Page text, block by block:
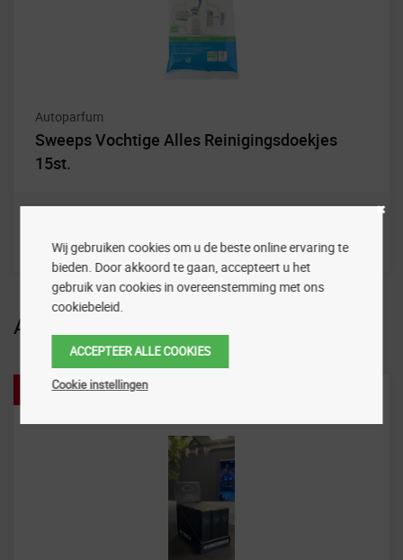
Autoparfum
Sweeps Vochtige Alles Reinigingsdoekjes
15st.
Aanbiedingen
Aanbieding!
Wij gebruiken cookies om u de beste online ervaring te
bieden. Door akkoord te gaan, accepteert u het
gebruik van cookies in overeenstemming met ons
cookiebeleid.
ACCEPTEER ALLE COOKIES
Cookie instellingen